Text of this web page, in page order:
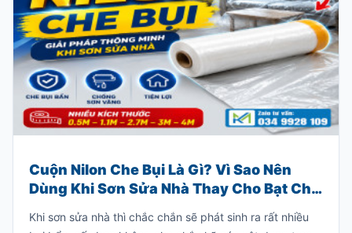
Cuộn Nilon Che Bụi Là Gì? Vì Sao Nên
Dùng Khi Sơn Sửa Nhà Thay Cho Bạt Che
Truyền Thống?
Khi sơn sửa nhà thì chắc chắn sẽ phát sinh ra rất nhiều